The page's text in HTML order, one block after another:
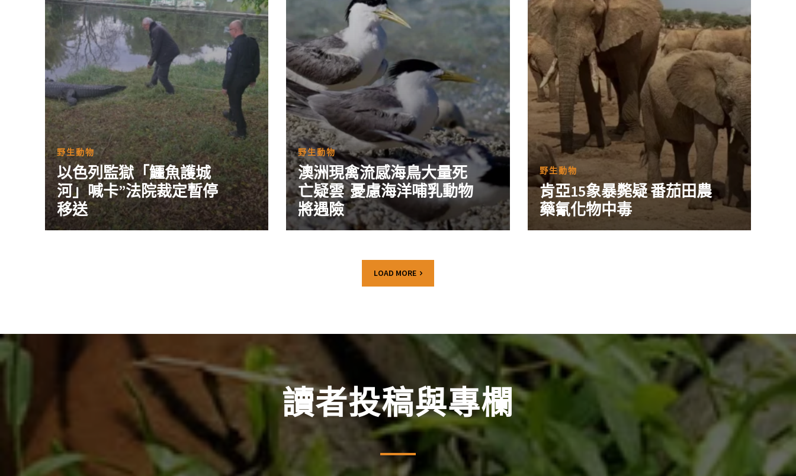
野生動物
以色列監獄「鱷魚護城
河」喊卡”法院裁定暫停
移送
野生動物
澳洲現禽流感海鳥大量死
亡疑雲 憂慮海洋哺乳動物
將遇險
野生動物
肯亞15象暴斃疑 番茄田農
藥氰化物中毒
LOAD MORE
讀者投稿與專欄